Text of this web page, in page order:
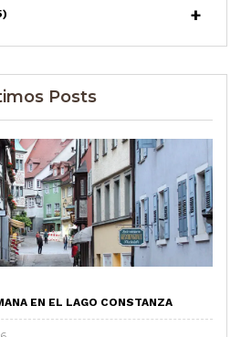
Posts
EN EL LAGO CONSTANZA